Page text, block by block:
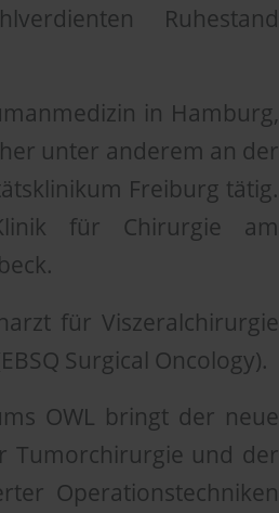
Ruhestand
in Hamburg,
unter anderem an der
Freiburg tätig.
für Chirurgie am
für Viszeralchirurgie
Surgical Oncology).
OWL bringt der neue
Tumorchirurgie und der
Operationstechniken